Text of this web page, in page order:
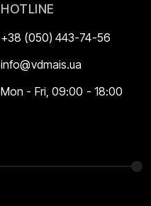
HOTLINE
+38 (050) 443-74-56
info@vdmais.ua
Mon - Fri, 09:00 - 18:00